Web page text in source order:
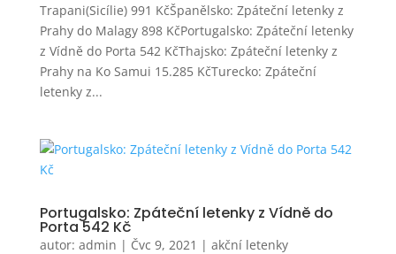
Trapani(Sicílie) 991 KčŠpanělsko: Zpáteční letenky z
Prahy do Malagy 898 KčPortugalsko: Zpáteční letenky
z Vídně do Porta 542 KčThajsko: Zpáteční letenky z
Prahy na Ko Samui 15.285 KčTurecko: Zpáteční
letenky z...
Portugalsko: Zpáteční letenky z Vídně do
Porta 542 Kč
autor: admin | Čvc 9, 2021 | akční letenky